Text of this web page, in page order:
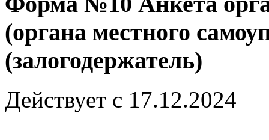
(органа местного
(залогодержатель)
Действует с 17.12.2024